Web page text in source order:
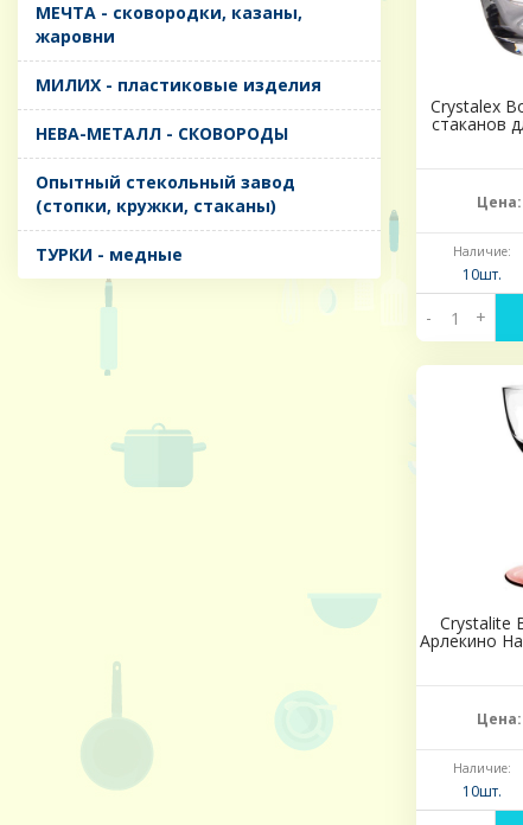
МЕЧТА - сковородки, казаны,
жаровни
МИЛИХ - пластиковые изделия
НЕВА-МЕТАЛЛ - СКОВОРОДЫ
Опытный стекольный завод
(стопки, кружки, стаканы)
ТУРКИ - медные
Crystalex
стаканов
Цена:
Наличие:
10шт.
- +
Crystalite
Арлекино
Цена:
Наличие:
10шт.